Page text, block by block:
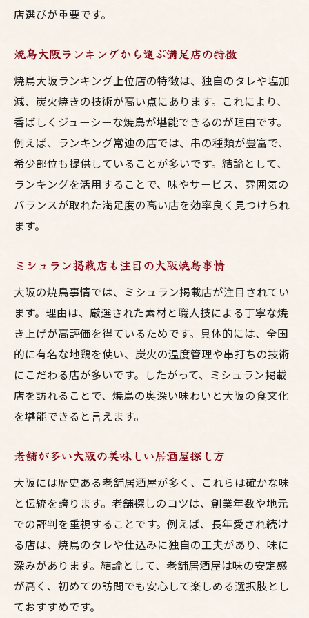
説
老舗と新店舗のコスパ比較ポイント
居酒屋巡りで発見する大阪の鳥料理の魅力
梅田の居酒屋で味わう大阪焼鳥の奥深さ
大阪で人気の鳥料理はここで決まり
コスパ重視で選ぶ焼鳥居酒屋巡りのコツ
ランキング上位の大阪焼鳥を食べ歩く楽し
み
老舗居酒屋の焼鳥と新名店の違いを体験
焼鳥好きなら知っておきたい大阪の楽しみ方
大阪の焼鳥百名店を巡る楽しさ
居酒屋梅田で鳥料理を極める方法
コスパ重視の大阪焼鳥飲み歩きプラン
ランキングに載る大阪焼鳥の魅力発見
有名店と隠れ家で味わう鳥料理の違い
大阪で美味しい焼鳥を堪能する秘訣
ランキングで探す大阪のおすすめ焼鳥体験
大阪焼鳥ランキングで話題の店を紹介
コスパ抜群の大阪鳥料理体験の選び方
有名焼き鳥店から老舗まで徹底解説
高級焼き鳥大阪で味わう贅沢なひととき
美味しく安い居酒屋焼鳥の見つけ方
大阪で高評価の焼鳥居酒屋を賢く選ぶコツ
口コミで選ぶ大阪の美味しい焼鳥居酒屋
店選びが重要です。
焼鳥大阪ランキングから選ぶ満足店の特徴
焼鳥大阪ランキング上位店の特徴は、独自のタレや塩加
減、炭火焼きの技術が高い点にあります。これにより、
香ばしくジューシーな焼鳥が堪能できるのが理由です。
例えば、ランキング常連の店では、串の種類が豊富で、
希少部位も提供していることが多いです。結論として、
ランキングを活用することで、味やサービス、雰囲気の
バランスが取れた満足度の高い店を効率良く見つけられ
ます。
ミシュラン掲載店も注目の大阪焼鳥事情
大阪の焼鳥事情では、ミシュラン掲載店が注目されてい
ます。理由は、厳選された素材と職人技による丁寧な焼
き上げが高評価を得ているためです。具体的には、全国
的に有名な地鶏を使い、炭火の温度管理や串打ちの技術
にこだわる店が多いです。したがって、ミシュラン掲載
店を訪れることで、焼鳥の奥深い味わいと大阪の食文化
を堪能できると言えます。
老舗が多い大阪の美味しい居酒屋探し方
大阪には歴史ある老舗居酒屋が多く、これらは確かな味
と伝統を誇ります。老舗探しのコツは、創業年数や地元
での評判を重視することです。例えば、長年愛され続け
る店は、焼鳥のタレや仕込みに独自の工夫があり、味に
深みがあります。結論として、老舗居酒屋は味の安定感
が高く、初めての訪問でも安心して楽しめる選択肢とし
ておすすめです。